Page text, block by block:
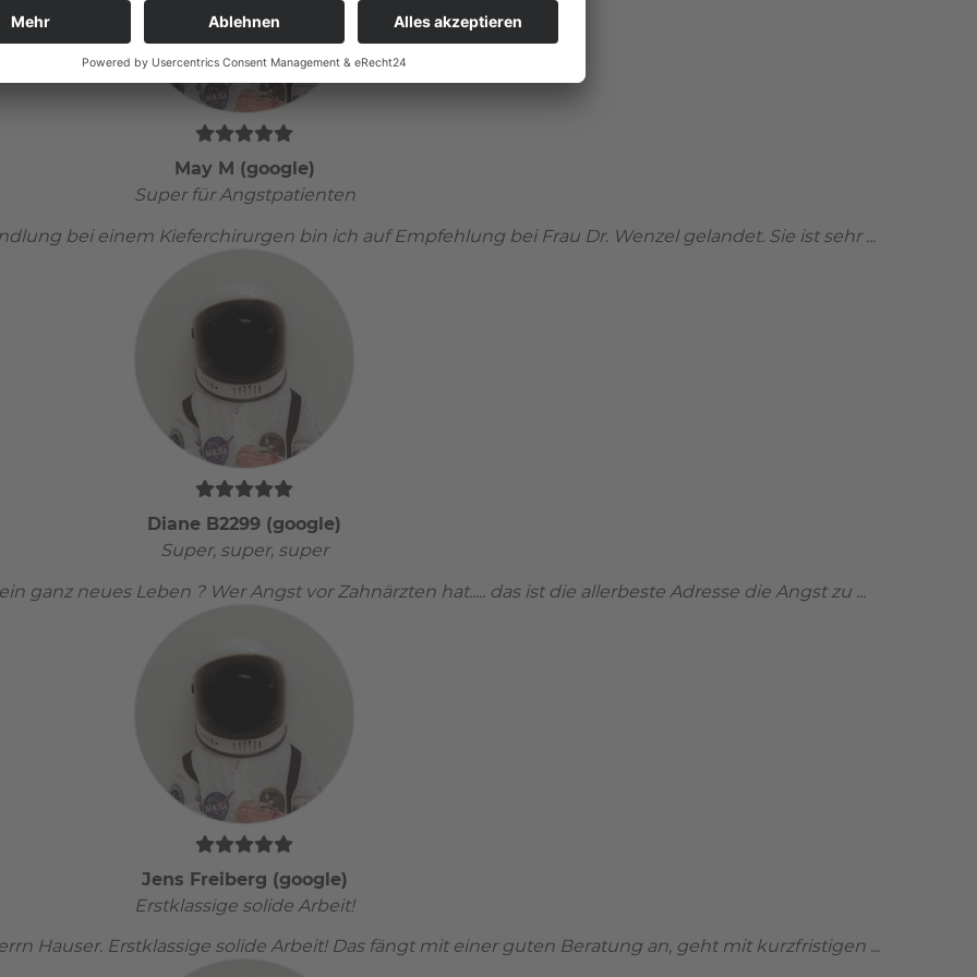
May M (google)
Super für Angstpatienten
bei einem Kieferchirurgen bin ich auf Empfehlung bei Frau Dr. Wenzel gelandet. Sie ist sehr ...
Diane B2299 (google)
Super, super, super
ganz neues Leben ? Wer Angst vor Zahnärzten hat..... das ist die allerbeste Adresse die Angst zu ...
Jens Freiberg (google)
Erstklassige solide Arbeit!
Hauser. Erstklassige solide Arbeit! Das fängt mit einer guten Beratung an, geht mit kurzfristigen ...